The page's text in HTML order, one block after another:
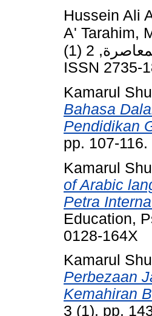
Hussein Ali
A' Tarahim,
مجلة الدراسات الإسلامية المعاصرة, 2 (1). pp. 96-106.
ISSN 2735-
Kamarul
Bahasa
Pendidikan
pp. 107-
Kamarul
of Arabic
Petra
Education,
0128-164X
Kamarul
Perbezaan
Kemahiran
3 (1). pp.